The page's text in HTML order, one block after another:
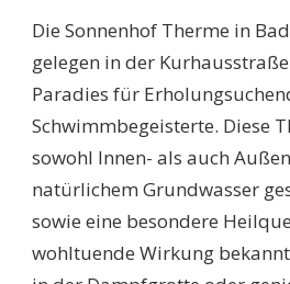
Die Sonnenhof Therme in
gelegen in der
Paradies für
Schwimmbegeisterte. Diese
sowohl Innen- als auch
natürlichem Grundwasser
sowie eine besondere
wohltuende Wirkung